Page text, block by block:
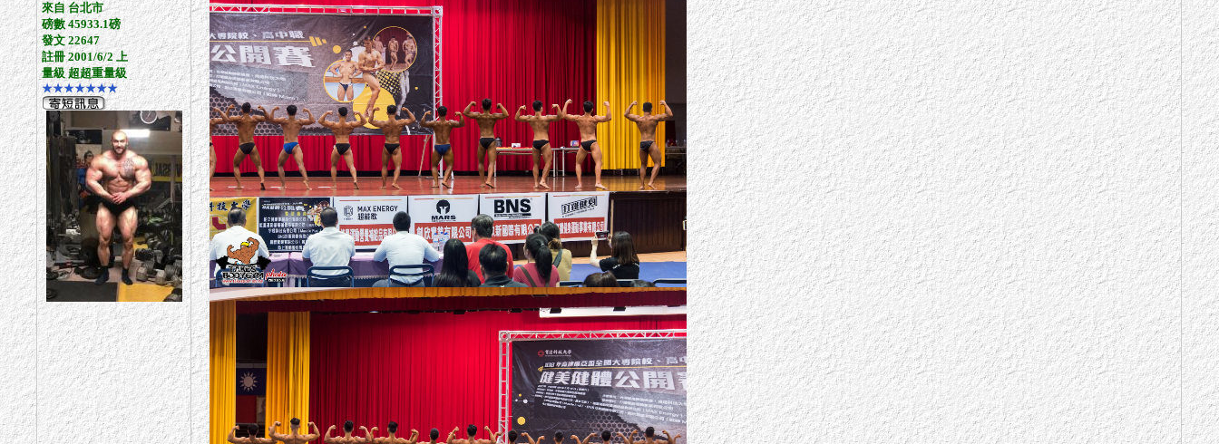
來自 台北市
磅數 45933.1磅
發文 22647
註冊 2001/6/2 上
量級 超超重量級
★★★★★★★